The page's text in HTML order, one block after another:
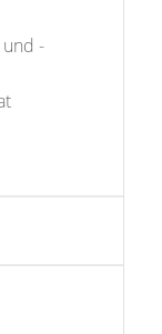
-